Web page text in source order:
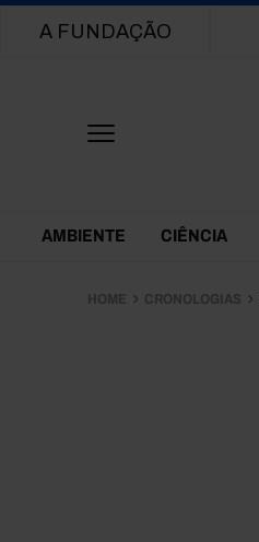
Main navigation
A FUNDAÇÃO
Themes Menu
AMBIENTE CIÊNCIA
HOME CRONOLOGIAS